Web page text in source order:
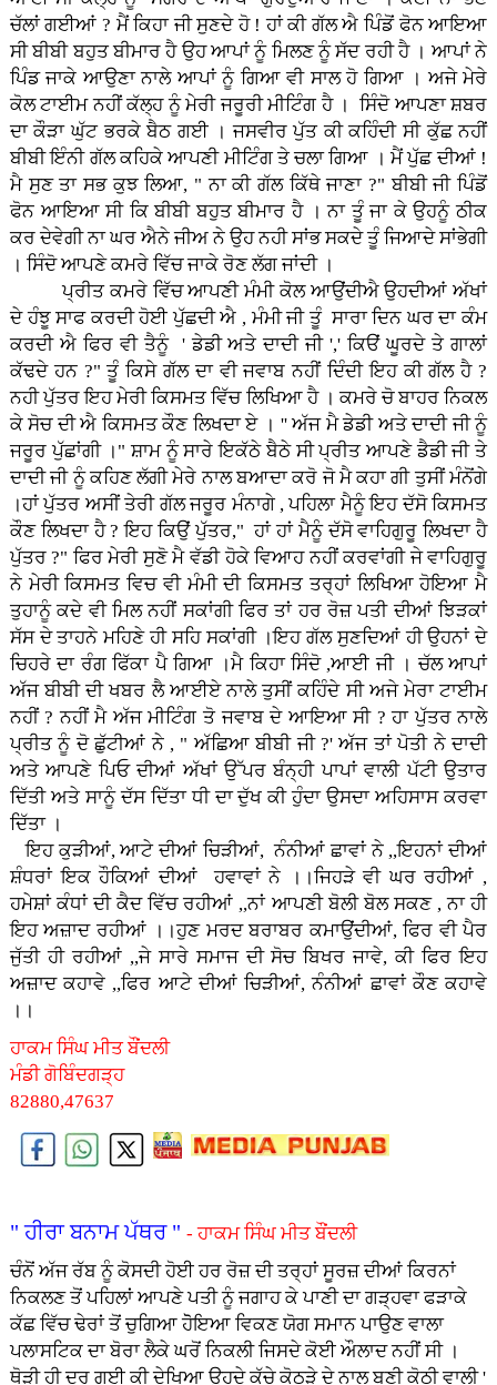
ਚੱਲਾਂ ਗਈਆਂ ? ਮੈਂ ਕਿਹਾ ਜੀ ਸੁਣਦੇ ਹੋ ! ਹਾਂ ਕੀ ਗੱਲ ਐ ਪਿੰਡੋਂ ਫੋਨ ਆਇਆ
ਸੀ ਬੀਬੀ ਬਹੁਤ ਬੀਮਾਰ ਹੈ ਉਹ ਆਪਾਂ ਨੂੰ ਮਿਲਣ ਨੂੰ ਸੱਦ ਰਹੀ ਹੈ । ਆਪਾਂ ਨੇ
ਪਿੰਡ ਜਾਕੇ ਆਉਣਾ ਨਾਲੇ ਆਪਾਂ ਨੂੰ ਗਿਆ ਵੀ ਸਾਲ ਹੋ ਗਿਆ । ਅਜੇ ਮੇਰੇ
ਕੋਲ ਟਾਈਮ ਨਹੀਂ ਕੱਲ੍ਹ ਨੂੰ ਮੇਰੀ ਜਰੂਰੀ ਮੀਟਿੰਗ ਹੈ । ਸਿੰਦੋ ਆਪਣਾ ਸ਼ਬਰ
ਦਾ ਕੌੜਾ ਘੁੱਟ ਭਰਕੇ ਬੈਠ ਗਈ । ਜਸਵੀਰ ਪੁੱਤ ਕੀ ਕਹਿੰਦੀ ਸੀ ਕੁੱਛ ਨਹੀਂ
ਬੀਬੀ ਇੰਨੀ ਗੱਲ ਕਹਿਕੇ ਆਪਣੀ ਮੀਟਿੰਗ ਤੇ ਚਲਾ ਗਿਆ । ਮੈਂ ਪੁੱਛ ਦੀਆਂ !
ਮੈ ਸੁਣ ਤਾ ਸਭ ਕੁਝ ਲਿਆ, " ਨਾ ਕੀ ਗੱਲ ਕਿੱਥੇ ਜਾਣਾ ?" ਬੀਬੀ ਜੀ ਪਿੰਡੋਂ
ਫੋਨ ਆਇਆ ਸੀ ਕਿ ਬੀਬੀ ਬਹੁਤ ਬੀਮਾਰ ਹੈ । ਨਾ ਤੂੰ ਜਾ ਕੇ ਉਹਨੂੰ ਠੀਕ
ਕਰ ਦੇਵੇਗੀ ਨਾ ਘਰ ਐਨੇ ਜੀਅ ਨੇ ਉਹ ਨਹੀ ਸਾਂਭ ਸਕਦੇ ਤੂੰ ਜਿਆਦੇ ਸਾਂਭੇਗੀ
। ਸਿੰਦੋ ਆਪਣੇ ਕਮਰੇ ਵਿੱਚ ਜਾਕੇ ਰੋਣ ਲੱਗ ਜਾਂਦੀ ।
ਪ੍ਰੀਤ ਕਮਰੇ ਵਿੱਚ ਆਪਣੀ ਮੰਮੀ ਕੋਲ ਆਉਂਦੀਐ ਉਹਦੀਆਂ ਅੱਖਾਂ
ਦੇ ਹੰਝੂ ਸਾਫ ਕਰਦੀ ਹੋਈ ਪੁੱਛਦੀ ਐ , ਮੰਮੀ ਜੀ ਤੂੰ ਸਾਰਾ ਦਿਨ ਘਰ ਦਾ ਕੰਮ
ਕਰਦੀ ਐ ਫਿਰ ਵੀ ਤੈਨੂੰ ' ਡੇਡੀ ਅਤੇ ਦਾਦੀ ਜੀ ',' ਕਿੳਂ ਘੂਰਦੇ ਤੇ ਗਾਲਾਂ
ਕੱਢਦੇ ਹਨ ?" ਤੂੰ ਕਿਸੇ ਗੱਲ ਦਾ ਵੀ ਜਵਾਬ ਨਹੀਂ ਦਿੰਦੀ ਇਹ ਕੀ ਗੱਲ ਹੈ ?
ਨਹੀ ਪੁੱਤਰ ਇਹ ਮੇਰੀ ਕਿਸਮਤ ਵਿੱਚ ਲਿਖਿਆ ਹੈ । ਕਮਰੇ ਚੋ ਬਾਹਰ ਨਿਕਲ
ਕੇ ਸੋਚ ਦੀ ਐ ਕਿਸਮਤ ਕੌਣ ਲਿਖਦਾ ਏ । '' ਅੱਜ ਮੈ ਡੇਡੀ ਅਤੇ ਦਾਦੀ ਜੀ ਨੂੰ
ਜਰੂਰ ਪੁੱਛਾਂਗੀ ।" ਸ਼ਾਮ ਨੂੰ ਸਾਰੇ ਇਕੱਠੇ ਬੈਠੇ ਸੀ ਪ੍ਰੀਤ ਆਪਣੇ ਡੈਡੀ ਜੀ ਤੇ
ਦਾਦੀ ਜੀ ਨੂੰ ਕਹਿਣ ਲੱਗੀ ਮੇਰੇ ਨਾਲ ਬਆਦਾ ਕਰੋ ਜੋ ਮੈ ਕਹਾ ਗੀ ਤੁਸੀਂ ਮੰਨੋਂਗੇ
।ਹਾਂ ਪੁੱਤਰ ਅਸੀਂ ਤੇਰੀ ਗੱਲ ਜਰੂਰ ਮੰਨਾਗੇ , ਪਹਿਲਾ ਮੈਨੂੰ ਇਹ ਦੱਸੋ ਕਿਸਮਤ
ਕੌਣ ਲਿਖਦਾ ਹੈ ? ਇਹ ਕਿਉਂ ਪੁੱਤਰ," ਹਾਂ ਹਾਂ ਮੈਨੂੰ ਦੱਸੋ ਵਾਹਿਗੁਰੂ ਲਿਖਦਾ ਹੈ
ਪੁੱਤਰ ?" ਫਿਰ ਮੇਰੀ ਸੁਣੋ ਮੈ ਵੱਡੀ ਹੋਕੇ ਵਿਆਹ ਨਹੀਂ ਕਰਵਾਂਗੀ ਜੇ ਵਾਹਿਗੁਰੂ
ਨੇ ਮੇਰੀ ਕਿਸਮਤ ਵਿਚ ਵੀ ਮੰਮੀ ਦੀ ਕਿਸਮਤ ਤਰ੍ਹਾਂ ਲਿਖਿਆ ਹੋਇਆ ਮੈ
ਤੁਹਾਨੂੰ ਕਦੇ ਵੀ ਮਿਲ ਨਹੀਂ ਸਕਾਂਗੀ ਫਿਰ ਤਾਂ ਹਰ ਰੋਜ਼ ਪਤੀ ਦੀਆਂ ਝਿੜਕਾਂ
ਸੱਸ ਦੇ ਤਾਹਨੇ ਮਹਿਣੇ ਹੀ ਸਹਿ ਸਕਾਂਗੀ ।ਇਹ ਗੱਲ ਸੁਣਦਿਆਂ ਹੀ ਉਹਨਾਂ ਦੇ
ਚਿਹਰੇ ਦਾ ਰੰਗ ਫਿੱਕਾ ਪੈ ਗਿਆ ।ਮੈ ਕਿਹਾ ਸਿੰਦੋ ,ਆਈ ਜੀ । ਚੱਲ ਆਪਾਂ
ਅੱਜ ਬੀਬੀ ਦੀ ਖਬਰ ਲੈ ਆਈਏ ਨਾਲੇ ਤੁਸੀਂ ਕਹਿੰਦੇ ਸੀ ਅਜੇ ਮੇਰਾ ਟਾਈਮ
ਨਹੀਂ ? ਨਹੀਂ ਮੈ ਅੱਜ ਮੀਟਿੰਗ ਤੋ ਜਵਾਬ ਦੇ ਆਇਆ ਸੀ ? ਹਾ ਪੁੱਤਰ ਨਾਲੇ
ਪ੍ਰੀਤ ਨੂੰ ਦੋ ਛੁੱਟੀਆਂ ਨੇ , " ਅੱਛਿਆ ਬੀਬੀ ਜੀ ?' ਅੱਜ ਤਾਂ ਪੋਤੀ ਨੇ ਦਾਦੀ
ਅਤੇ ਆਪਣੇ ਪਿਓ ਦੀਆਂ ਅੱਖਾਂ ਉੱਪਰ ਬੰਨ੍ਹੀ ਪਾਪਾਂ ਵਾਲੀ ਪੱਟੀ ਉਤਾਰ
ਦਿੱਤੀ ਅਤੇ ਸਾਨੂੰ ਦੱਸ ਦਿੱਤਾ ਧੀ ਦਾ ਦੁੱਖ ਕੀ ਹੁੰਦਾ ਉਸਦਾ ਅਹਿਸਾਸ ਕਰਵਾ
ਦਿੱਤਾ ।
ਇਹ ਕੁੜੀਆਂ, ਆਟੇ ਦੀਆਂ ਚਿੜੀਆਂ, ਨੰਨੀਆਂ ਛਾਵਾਂ ਨੇ ,,ਇਹਨਾਂ ਦੀਆਂ
ਸ਼ੰਧਰਾਂ ਇਕ ਹੌਕਿਆਂ ਦੀਆਂ ਹਵਾਵਾਂ ਨੇ ।।ਜਿਹੜੇ ਵੀ ਘਰ ਰਹੀਆਂ ,
ਹਮੇਸ਼ਾਂ ਕੰਧਾਂ ਦੀ ਕੈਦ ਵਿੱਚ ਰਹੀਆਂ ,,ਨਾਂ ਆਪਣੀ ਬੋਲੀ ਬੋਲ ਸਕਣ , ਨਾ ਹੀ
ਇਹ ਅਜ਼ਾਦ ਰਹੀਆਂ ।।ਹੁਣ ਮਰਦ ਬਰਾਬਰ ਕਮਾਉਂਦੀਆਂ, ਫਿਰ ਵੀ ਪੈਰ
ਜੁੱਤੀ ਹੀ ਰਹੀਆਂ ,,ਜੇ ਸਾਰੇ ਸਮਾਜ ਦੀ ਸੋਚ ਬਿਖਰ ਜਾਵੇ, ਕੀ ਫਿਰ ਇਹ
ਅਜ਼ਾਦ ਕਹਾਵੇ ,,ਫਿਰ ਆਟੇ ਦੀਆਂ ਚਿੜੀਆਂ, ਨੰਨੀਆਂ ਛਾਵਾਂ ਕੌਣ ਕਹਾਵੇ
।।
ਹਾਕਮ ਸਿੰਘ ਮੀਤ ਬੌਂਦਲੀ
ਮੰਡੀ ਗੋਬਿੰਦਗੜ੍ਹ
82880,47637
" ਹੀਰਾ ਬਨਾਮ ਪੱਥਰ " - ਹਾਕਮ ਸਿੰਘ ਮੀਤ ਬੌਂਦਲੀ
ਚੰਨੋਂ ਅੱਜ ਰੱਬ ਨੂੰ ਕੋਸਦੀ ਹੋਈ ਹਰ ਰੋਜ਼ ਦੀ ਤਰ੍ਹਾਂ ਸੂਰਜ਼ ਦੀਆਂ ਕਿਰਨਾਂ
ਨਿਕਲਣ ਤੋਂ ਪਹਿਲਾਂ ਆਪਣੇ ਪਤੀ ਨੂੰ ਜਗਾਹ ਕੇ ਪਾਣੀ ਦਾ ਗੜ੍ਹਵਾ ਫੜਾਕੇ
ਕੱਛ ਵਿੱਚ‌ ਢੇਰਾਂ ਤੋਂ ਚੁਗਿਆ ਹੋੋਇਆ ਵਿਕਣ ਯੋਗ ਸਮਾਨ ਪਾਉਣ ਵਾਲਾ
ਪਲਾਸਟਿਕ ਦਾ ਬੋਰਾ ਲੈਕੇ ਘਰੋਂ ਨਿਕਲੀ ਜਿਸਦੇ ਕੋਈ ਔਲਾਦ ਨਹੀਂ ਸੀ ।
ਥੋੜੀ ਹੀ ਦੂਰ ਗਈ ਕੀ ਦੇਖਿਆ ਉਹਦੇ ਕੱਚੇ ਕੋਠੜੇ ਦੇ ਨਾਲ ਬਣੀ ਕੋਠੀ ਵਾਲੀ '